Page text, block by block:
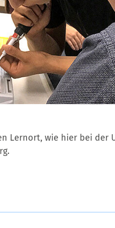
Lernort, wie hier bei der